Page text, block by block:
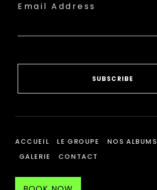
Email Address
SUBSCRIBE
ACCUEIL LE GROUPE NOS ALBUMS
GALERIE
CONTACT